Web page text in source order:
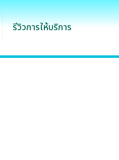
รีวิวการให้บริการ